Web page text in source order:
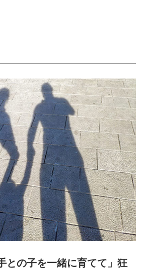
との子を一緒に育てて」狂